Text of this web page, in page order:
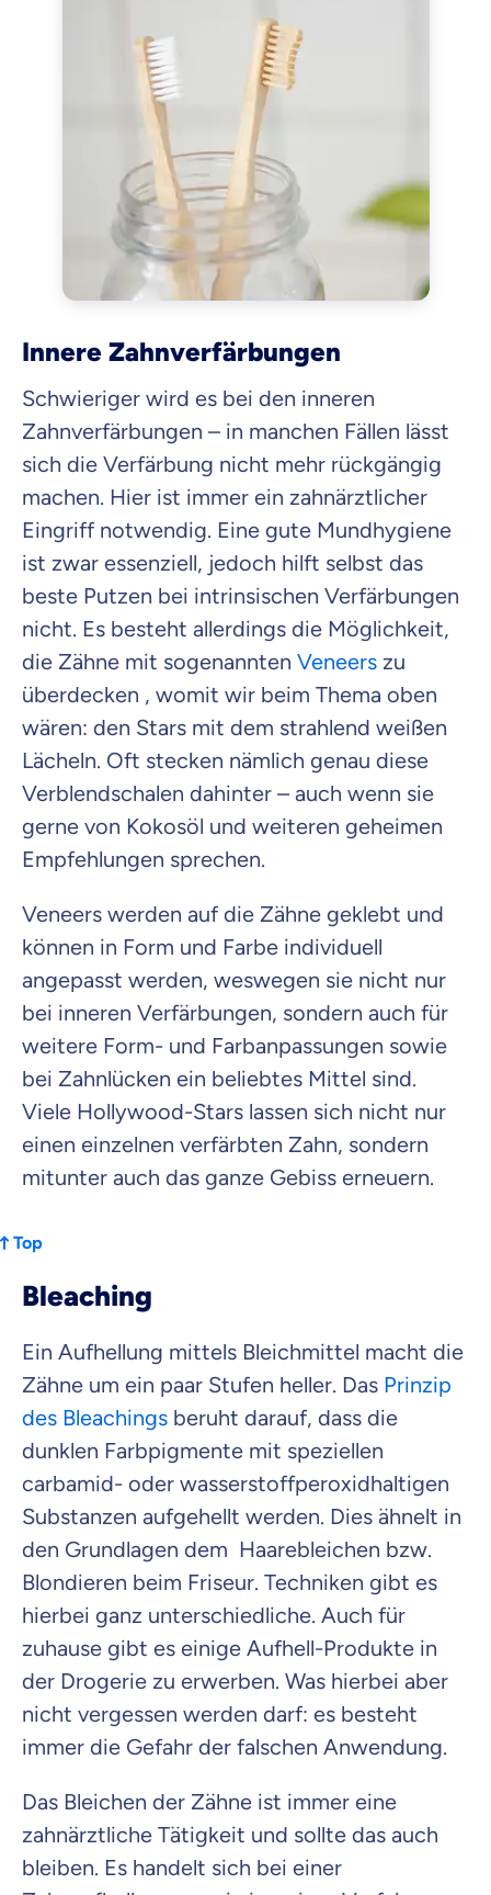
Innere Zahnverfärbungen
Schwieriger wird es bei den inneren
Zahnverfärbungen – in manchen Fällen lässt
sich die Verfärbung nicht mehr rückgängig
machen. Hier ist immer ein zahnärztlicher
Eingriff notwendig. Eine gute Mundhygiene
ist zwar essenziell, jedoch hilft selbst das
beste Putzen bei intrinsischen Verfärbungen
nicht. Es besteht allerdings die Möglichkeit,
die Zähne mit sogenannten Veneers zu
überdecken , womit wir beim Thema oben
wären: den Stars mit dem strahlend weißen
Lächeln. Oft stecken nämlich genau diese
Verblendschalen dahinter – auch wenn sie
gerne von Kokosöl und weiteren geheimen
Empfehlungen sprechen.
Veneers werden auf die Zähne geklebt und
können in Form und Farbe individuell
angepasst werden, weswegen sie nicht nur
bei inneren Verfärbungen, sondern auch für
weitere Form- und Farbanpassungen sowie
bei Zahnlücken ein beliebtes Mittel sind.
Viele Hollywood-Stars lassen sich nicht nur
einen einzelnen verfärbten Zahn, sondern
mitunter auch das ganze Gebiss erneuern.
Top
Bleaching
Ein Aufhellung mittels Bleichmittel macht die
Zähne um ein paar Stufen heller. Das Prinzip
des Bleachings beruht darauf, dass die
dunklen Farbpigmente mit speziellen
carbamid- oder wasserstoffperoxidhaltigen
Substanzen aufgehellt werden. Dies ähnelt in
den Grundlagen dem Haarebleichen bzw.
Blondieren beim Friseur. Techniken gibt es
hierbei ganz unterschiedliche. Auch für
zuhause gibt es einige Aufhell-Produkte in
der Drogerie zu erwerben. Was hierbei aber
nicht vergessen werden darf: es besteht
immer die Gefahr der falschen Anwendung.
Das Bleichen der Zähne ist immer eine
zahnärztliche Tätigkeit und sollte das auch
bleiben. Es handelt sich bei einer